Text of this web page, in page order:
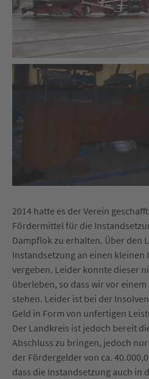
2014 hatte es der Verein
Fördermittel für die
Dampflok zu erhalten. Über den
Instandsetzung an einen
vergeben. Leider konnte dieser
überleben, so dass wir vor
stehen. Leider ist bei der
Geld in Form von unfertigen
Der Landkreis ist jedoch bereit
Abschluss zu bringen, jedoch
der Fördergelder von ca.
dass die Instandsetzung auch in